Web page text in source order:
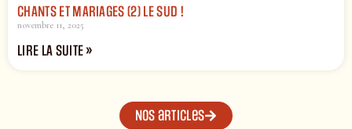
CHANTS ET MARIAGES (2) LE SUD !
novembre 11, 2025
LIRE LA SUITE »
Nos articles